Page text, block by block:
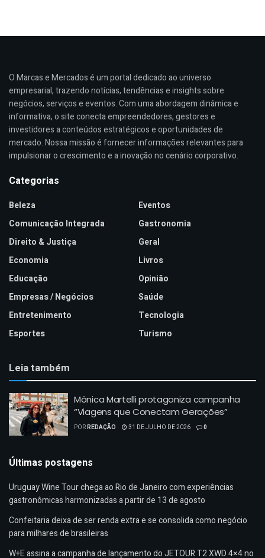
O Marcas e Mercados é um portal dedicado ao universo
empresarial, trazendo notícias, tendências e insights sobre
negócios, serviços e eventos. Com uma abordagem dinâmica e
informativa, o site conecta empreendedores, gestores e
investidores a conteúdos estratégicos e oportunidades de
mercado. Nossa missão é fornecer informações relevantes para
impulsionar o crescimento e a inovação no cenário corporativo.
Categorias
Beleza
Comunicação Integrada
Direito & Justiça
Economia
Educação
Empresas / Negócios
Entretenimento
Esportes
Eventos
Gastronomia
Geral
Livros
Opinião
Saúde
Tecnologia
Turismo
Leia também
Mônica Martelli protagoniza campanha
“Viagens que Conectam Gerações”
PORREDAÇÃO 31 DE JULHO DE 2026 0
Últimas postagens
Uruguay Wine Tour chega ao Rio de Janeiro com experiências
gastronômicas harmonizadas a partir de 13 de agosto
Confeitaria deixa de ser renda extra e se consolida como negócio
para milhares de brasileiras
W+E assina a campanha de lançamento do JETOUR T2 XWD 4×4 no